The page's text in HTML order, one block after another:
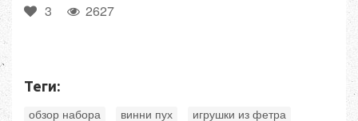
3 2627
Теги:
обзор набора винни пух игрушки из фетра